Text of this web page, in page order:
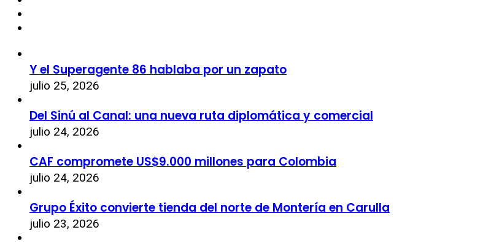
Y el Superagente 86 hablaba por un zapato
julio 25, 2026
Del Sinú al Canal: una nueva ruta diplomática y comercial
julio 24, 2026
CAF compromete US$9.000 millones para Colombia
julio 24, 2026
Grupo Éxito convierte tienda del norte de Montería en Carulla
julio 23, 2026